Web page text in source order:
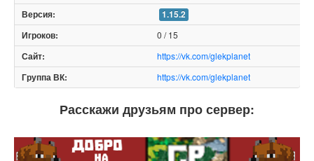
1.15.2
0 / 15
https://vk.com/glekplanet
https://vk.com/glekplanet
Расскажи друзьям про сервер: